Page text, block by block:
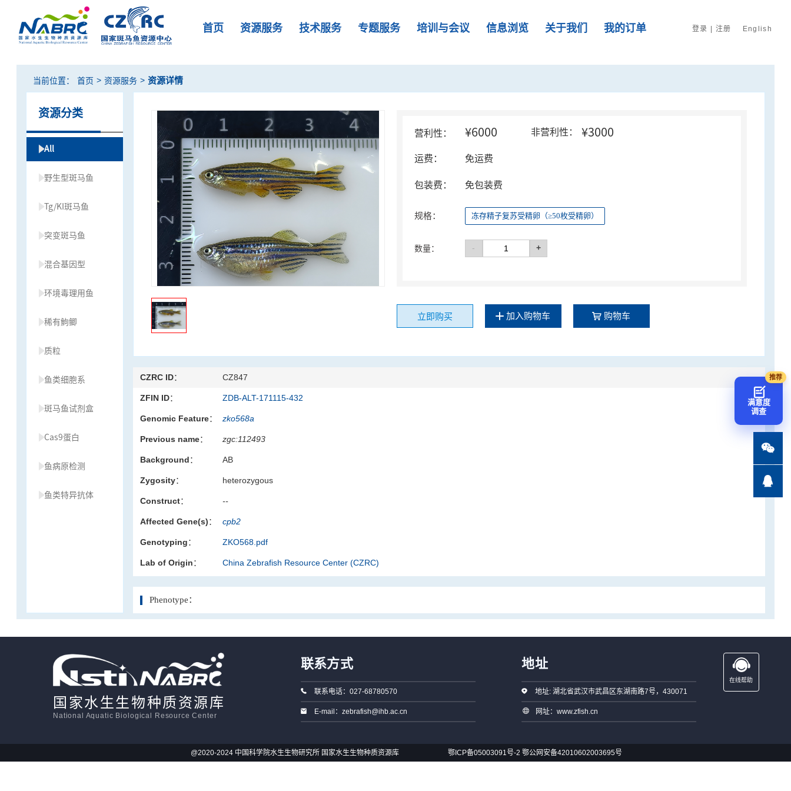
首页 资源服务 技术服务 专题服务 培训与会议 信息浏览 关于我们 我的订单 登录 | 注册 English
当前位置： 首页 > 资源服务 > 资源详情
资源分类
All
野生型斑马鱼
Tg/KI斑马鱼
突变斑马鱼
混合基因型
环境毒理用鱼
稀有鮈鲫
质粒
鱼类细胞系
斑马鱼试剂盒
Cas9蛋白
鱼病原检测
鱼类特异抗体
营利性： ¥6000 非营利性： ¥3000
运费： 免运费
包装费： 免包装费
规格： 冻存精子复苏受精卵（≥50枚受精卵）
数量： - +
立即购买 加入购物车 购物车
CZRC ID： CZ847
ZFIN ID： ZDB-ALT-171115-432
Genomic Feature： zko568a
Previous name： zgc:112493
Background： AB
Zygosity： heterozygous
Construct： --
Affected Gene(s)： cpb2
Genotyping： ZKO568.pdf
Lab of Origin： China Zebrafish Resource Center (CZRC)
Phenotype：
国家水生生物种质资源库
National Aquatic Biological Resource Center
联系方式
联系电话：027-68780570
E-mail：zebrafish@ihb.ac.cn
地址
地址: 湖北省武汉市武昌区东湖南路7号，430071
网址：www.zfish.cn
在线帮助
@2020-2024 中国科学院水生生物研究所 国家水生生物种质资源库 鄂ICP备05003091号-2 鄂公网安备42010602003695号
满意度
调查

